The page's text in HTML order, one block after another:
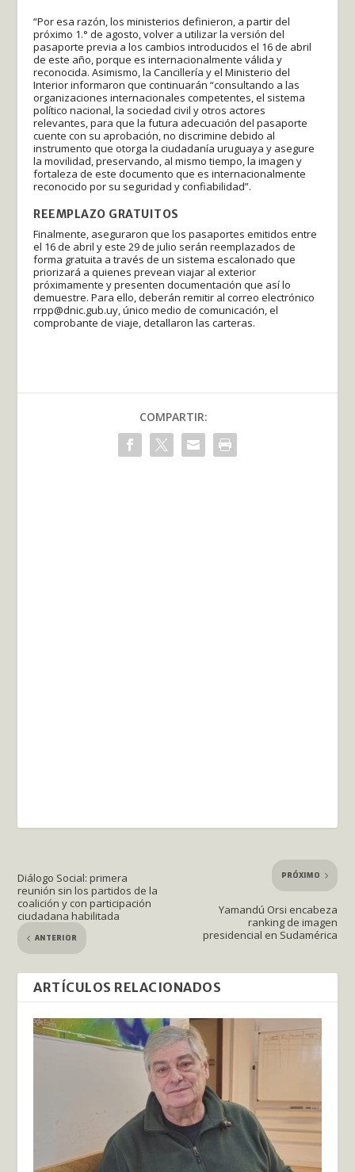
“Por esa razón, los ministerios definieron, a partir del
próximo 1.° de agosto, volver a utilizar la versión del
pasaporte previa a los cambios introducidos el 16 de abril
de este año, porque es internacionalmente válida y
reconocida. Asimismo, la Cancillería y el Ministerio del
Interior informaron que continuarán “consultando a las
organizaciones internacionales competentes, el sistema
político nacional, la sociedad civil y otros actores
relevantes, para que la futura adecuación del pasaporte
cuente con su aprobación, no discrimine debido al
instrumento que otorga la ciudadanía uruguaya y asegure
la movilidad, preservando, al mismo tiempo, la imagen y
fortaleza de este documento que es internacionalmente
reconocido por su seguridad y confiabilidad”.
REEMPLAZO GRATUITOS
Finalmente, aseguraron que los pasaportes emitidos entre
el 16 de abril y este 29 de julio serán reemplazados de
forma gratuita a través de un sistema escalonado que
priorizará a quienes prevean viajar al exterior
próximamente y presenten documentación que así lo
demuestre. Para ello, deberán remitir al correo electrónico
rrpp@dnic.gub.uy, único medio de comunicación, el
comprobante de viaje, detallaron las carteras.
COMPARTIR:
Diálogo Social: primera
reunión sin los partidos de la
coalición y con participación
ciudadana habilitada
ANTERIOR
PRÓXIMO
Yamandú Orsi encabeza
ranking de imagen
presidencial en Sudamérica
ARTÍCULOS RELACIONADOS